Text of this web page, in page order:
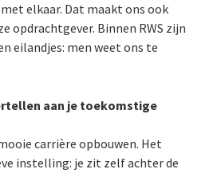
elkaar. Dat maakt ons ook
opdrachtgever. Binnen RWS zijn
eilandjes: men weet ons te
aan je toekomstige
carrière opbouwen. Het
instelling: je zit zelf achter de